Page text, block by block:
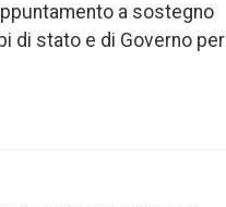
a sostegno
di stato e di Governo per